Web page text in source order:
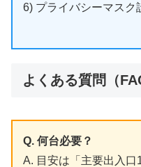
6) プライバシーマスク
よくある質問（
Q. 何台必要？
A. 目安は「主要出入